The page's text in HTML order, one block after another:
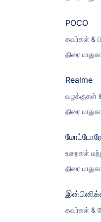
POCO
கவர்கள் &
திரை
Realme
வழக்குகள்
திரை
உறைகள்
திரை
கவர்கள் &